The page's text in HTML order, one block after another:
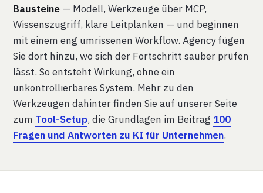
Bausteine — Modell, Werkzeuge über MCP,
Wissenszugriff, klare Leitplanken — und beginnen
mit einem eng umrissenen Workflow. Agency fügen
Sie dort hinzu, wo sich der Fortschritt sauber prüfen
lässt. So entsteht Wirkung, ohne ein
unkontrollierbares System. Mehr zu den
Werkzeugen dahinter finden Sie auf unserer Seite
zum Tool-Setup, die Grundlagen im Beitrag 100
Fragen und Antworten zu KI für Unternehmen.